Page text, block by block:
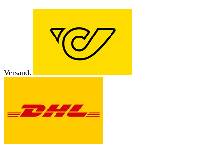
Versand: